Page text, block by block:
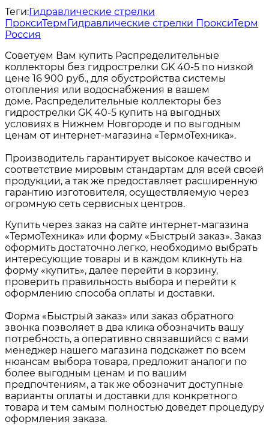
Теги:Гидравлические стрелки
ПроксиТермГидравлические стрелки ПроксиТерм
Россия
Советуем Вам купить Распределительные
коллекторы без гидрострелки GK 40-5 по низкой
цене 16 900 руб., для обустройства системы
отопления или водоснабжения в вашем
доме. Распределительные коллекторы без
гидрострелки GK 40-5 купить на выгодных
условиях в Нижнем Новгороде и по выгодным
ценам от интернет-магазина «ТермоТехника».
Производитель гарантирует высокое качество и
соответствие мировым стандартам для всей своей
продукции, а так же предоставляет расширенную
гарантию изготовителя, осуществляемую через
огромную сеть сервисных центров.
Купить через заказ на сайте интернет-магазина
«ТермоТехника» или форму «Быстрый заказ». Заказ
оформить достаточно легко, необходимо выбрать
интересующие товары и в каждом кликнуть на
форму «купить», далее перейти в корзину,
проверить правильность выбора и перейти к
оформлению способа оплаты и доставки.
Форма «Быстрый заказ» или заказ обратного
звонка позволяет в два клика обозначить вашу
потребность, а оперативно связавшийся с вами
менеджер нашего магазина подскажет по всем
нюансам выбора товара, предложит аналоги по
более выгодным ценам и по вашим
предпочтениям, а так же обозначит доступные
варианты оплаты и доставки для конкретного
товара и тем самым полностью доведет процедуру
оформления заказа.